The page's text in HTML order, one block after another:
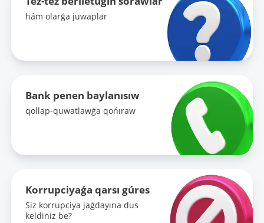
hám olarǵa juwaplar
Bank penen baylanısıw
qollap-quwatlawǵa qońıraw
Korrupciyaǵa qarsı gúres
Siz korrupciya jaǵdayına dus
keldiniz be?